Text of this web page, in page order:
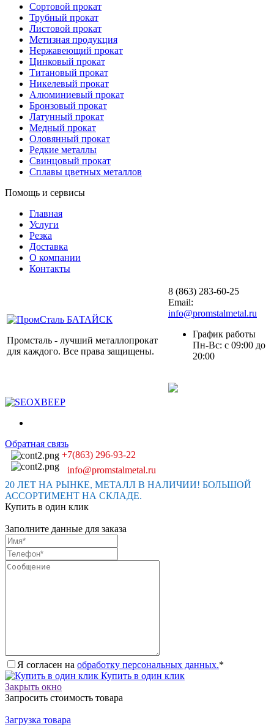
Сортовой прокат
Трубный прокат
Листовой прокат
Метизная продукция
Нержавеющий прокат
Цинковый прокат
Титановый прокат
Никелевый прокат
Алюминиевый прокат
Бронзовый прокат
Латунный прокат
Медный прокат
Оловянный прокат
Редкие металлы
Свинцовый прокат
Сплавы цветных металлов
Помощь и сервисы
Главная
Услуги
Резка
Доставка
О компании
Контакты
Промсталь - лучший металлопрокат
для каждого. Все права защищены.
8 (863) 283-60-25
Email:
info@promstalmetal.ru
График работы
Пн-Вс: с 09:00 до
20:00
Обратная связь
+7(863) 296-93-22
info@promstalmetal.ru
20 ЛЕТ НА РЫНКЕ, МЕТАЛЛ В НАЛИЧИИ! БОЛЬШОЙ
АССОРТИМЕНТ НА СКЛАДЕ.
Купить в один клик
Заполните данные для заказа
Я согласен на обработку персональных данных.*
Купить в один клик
Закрыть окно
Запросить стоимость товара
Загрузка товара